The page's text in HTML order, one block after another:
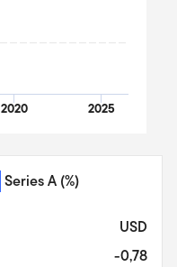
2020 2025
Series A (%)
USD
-0,78